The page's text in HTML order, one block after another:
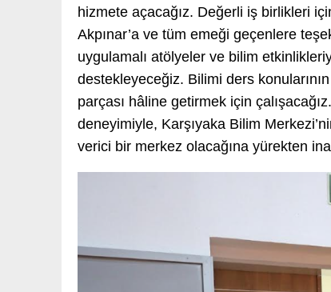
hizmete açacağız. Değerli iş birlikleri
Akpınar’a ve tüm emeği geçenlere
uygulamalı atölyeler ve bilim
destekleyeceğiz. Bilimi ders
parçası hâline getirmek için
deneyimiyle, Karşıyaka Bilim
verici bir merkez olacağına yürekten